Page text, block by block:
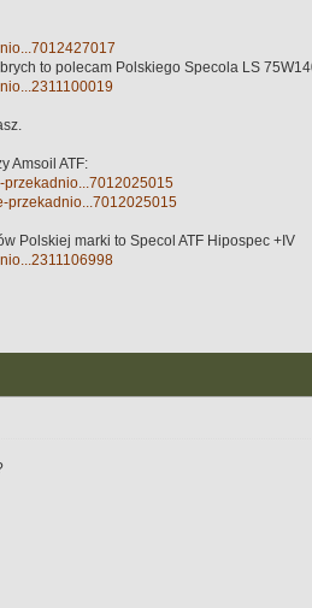
to polecam Polskiego Specola LS
Amsoil ATF:
przekadnio...7012025015
przekadnio...7012025015
Polskiej marki to Specol ATF Hipospec +IV